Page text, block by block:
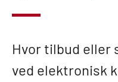
Hvor tilbud eller
ved elektronisk